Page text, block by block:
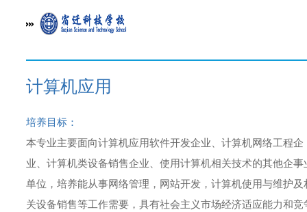
计算机应用
培养目标：
本专业主要面向计算机应用软件开发企业、计算机网络工程企
业、计算机类设备销售企业、使用计算机相关技术的其他企事
单位，培养能从事网络管理，网站开发，计算机使用与维护及
关设备销售等工作需要，具有社会主义市场经济适应能力和竞